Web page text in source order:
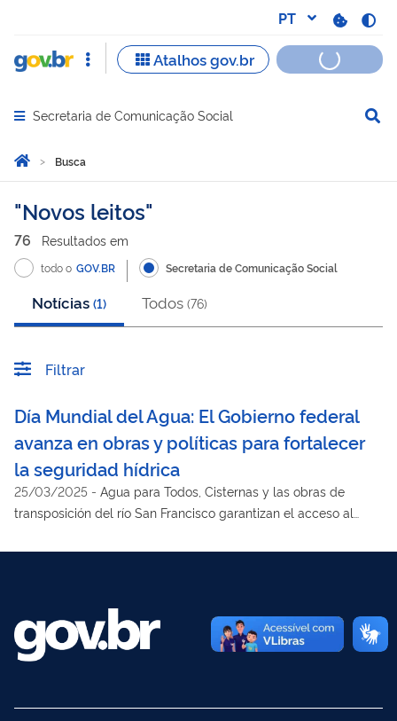
Abrir menu principal de navegação
Secretaria de Comunicação Social
Você está aqui:
Página Inicial
Busca
Busca
Novos leitos
76 Resultados em
todo o GOV.BR Secretaria de Comunicação Social
Notícias (1) Todos (76)
Filtrar
Día Mundial del Agua: El Gobierno federal
avanza en obras y políticas para fortalecer
la seguridad hídrica
25/03/2025 - Agua para Todos, Cisternas y las obras de
transposición del río San Francisco garantizan el acceso al
brasileños en regiones vulnerables